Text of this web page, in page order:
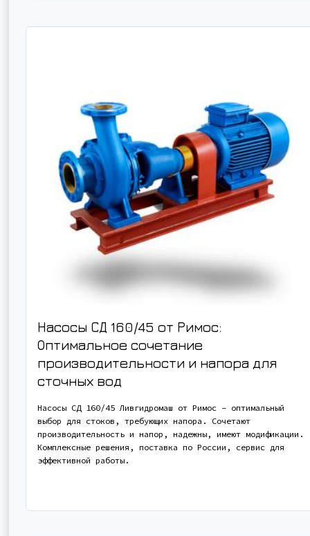
Насосы СД 160/45 от Римос:
Оптимальное сочетание
производительности и напора для
сточных вод
Насосы СД 160/45 Ливгидромаш от Римос – оптимальный
выбор для стоков, требующих напора. Сочетают
производительность и напор, надежны, имеют модификации.
Комплексные решения, поставка по России, сервис для
эффективной работы.